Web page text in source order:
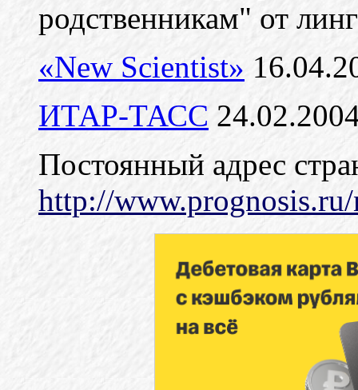
родственникам" от
«New Scientist»
ИТАР-ТАСС
Постоянный адрес
http://